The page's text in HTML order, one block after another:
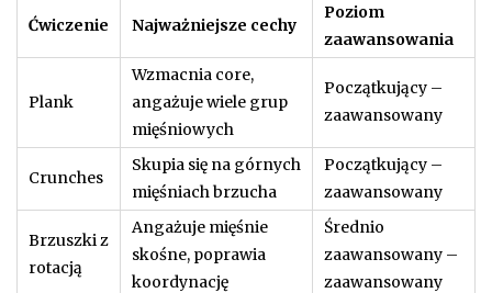
Ćwiczenie Najważniejsze cechy
Poziom
zaawansowania
Plank
Wzmacnia core,
angażuje wiele grup
mięśniowych
Początkujący –
zaawansowany
Crunches
Skupia się na górnych
mięśniach brzucha
Początkujący –
zaawansowany
Brzuszki z
rotacją
Angażuje mięśnie
skośne, poprawia
koordynację
Średnio
zaawansowany –
zaawansowany